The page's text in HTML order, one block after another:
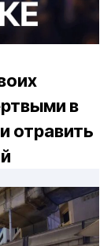
в
отравить